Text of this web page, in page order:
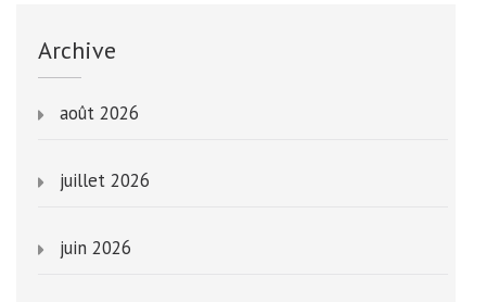
Archive
août 2026
juillet 2026
juin 2026